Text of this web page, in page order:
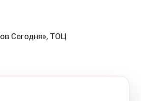
Сегодня», ТОЦ